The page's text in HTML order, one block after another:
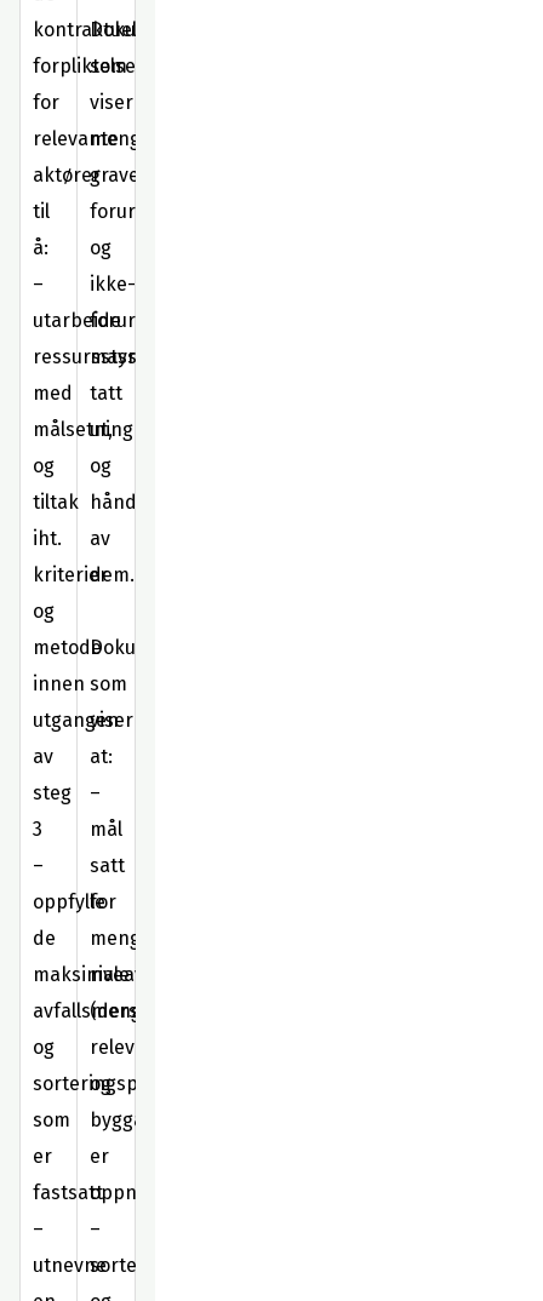
kontraktuelle
forpliktelsene
for
relevante
aktører
til
å:
–
utarbeide
ressursstyringsplan
med
målsetning
og
tiltak
iht.
kriterier
og
metode
innen
utgangen
av
steg
3
–
oppfylle
de
maksimale
avfallsmengdene
og
sorteringsprosenten
som
er
fastsatt
–
utnevne
Dokumentasjon
som
viser
mengde
gravemasser,
forurensede
og
ikke-
forurensede
masser
tatt
ut,
og
håndtering
av
dem.
Dokumentasjon
som
viser
at:
–
mål
satt
for
mengde
riveavfall
(dersom
relevant)
og
byggavfall
er
oppnådd
–
sorterings-